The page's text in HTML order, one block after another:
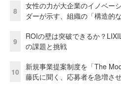
8
女性の力が大企業のイノベー
ダーが示す、組織の「構造的
9
ROIの壁は突破できるか？
の課題と挑戦
10
新規事業提案制度を「The
藤氏に聞く、応募者を急増さ